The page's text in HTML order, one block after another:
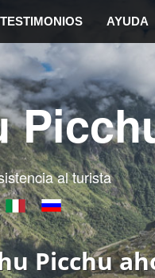
TESTIMONIOS AYUDA
al turista
Picchu